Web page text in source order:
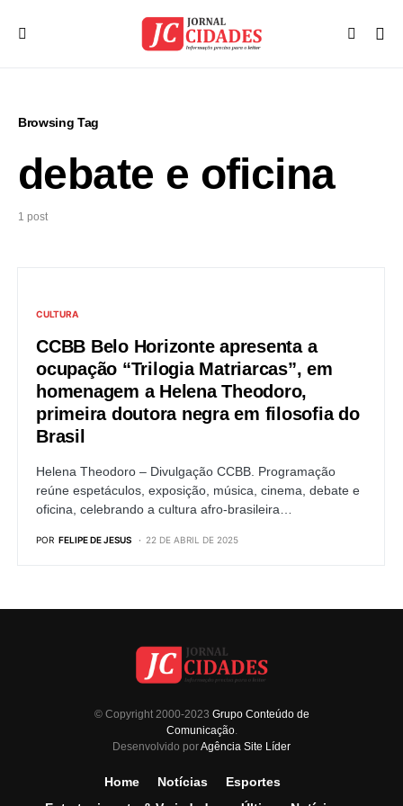
Browsing Tag
debate e oficina
1 post
CULTURA
CCBB Belo Horizonte apresenta a
ocupação “Trilogia Matriarcas”, em
homenagem a Helena Theodoro,
primeira doutora negra em filosofia do
Brasil
Helena Theodoro – Divulgação CCBB. Programação
reúne espetáculos, exposição, música, cinema, debate e
oficina, celebrando a cultura afro-brasileira…
POR FELIPE DE JESUS 22 DE ABRIL DE 2025
© Copyright 2000-2023 Grupo Conteúdo de
Comunicação.
Desenvolvido porAgência Site Líder
Home Notícias
Esportes